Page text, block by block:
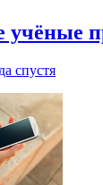
учёные
спустя